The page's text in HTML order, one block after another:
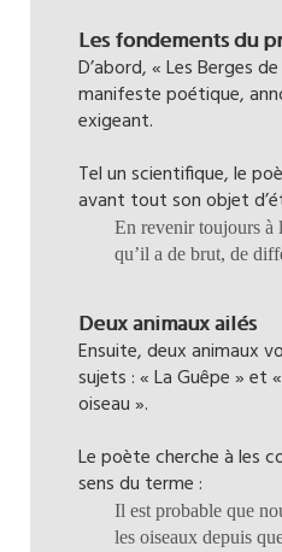
Les fondements du
D’abord, « Les Berges
manifeste poétique,
exigeant.
Tel un scientifique, le
avant tout son objet
En revenir toujours à
qu’il a de brut, de
Deux animaux ailés
Ensuite, deux animaux
sujets : « La Guêpe » et
oiseau ».
Le poète cherche à les
sens du terme :
Il est probable que
les oiseaux depuis